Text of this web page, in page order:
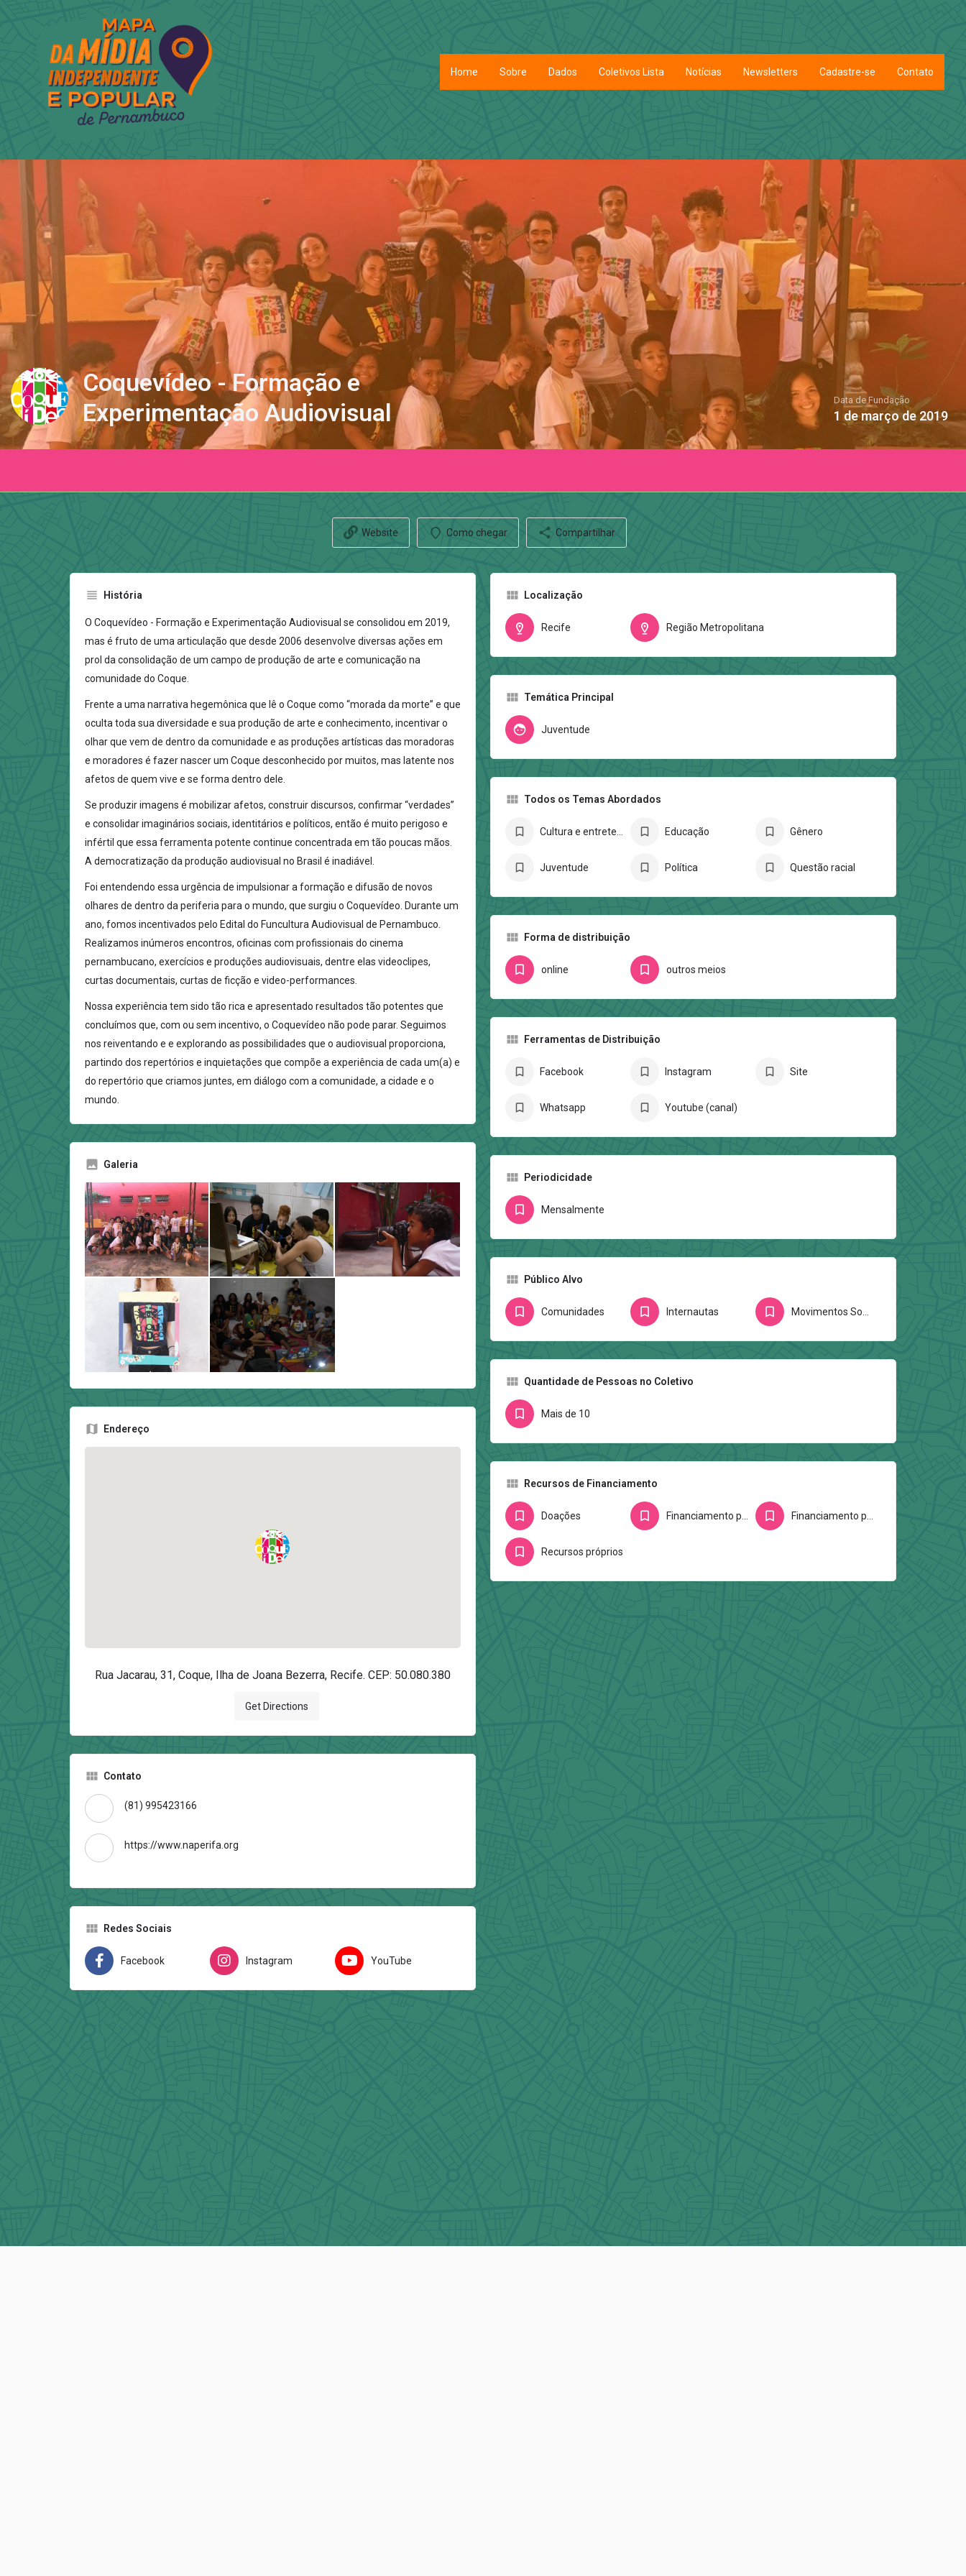
Home Sobre Dados Coletivos Lista Notícias Newsletters Cadastre-se Contato
Coquevídeo - Formação e
Experimentação Audiovisual
Data de Fundação
1 de março de 2019
Website Como chegar Compartilhar
História
O Coquevídeo - Formação e Experimentação Audiovisual se consolidou em 2019,
mas é fruto de uma articulação que desde 2006 desenvolve diversas ações em
prol da consolidação de um campo de produção de arte e comunicação na
comunidade do Coque.
Frente a uma narrativa hegemônica que lê o Coque como “morada da morte” e que
oculta toda sua diversidade e sua produção de arte e conhecimento, incentivar o
olhar que vem de dentro da comunidade e as produções artísticas das moradoras
e moradores é fazer nascer um Coque desconhecido por muitos, mas latente nos
afetos de quem vive e se forma dentro dele.
Se produzir imagens é mobilizar afetos, construir discursos, confirmar “verdades”
e consolidar imaginários sociais, identitários e políticos, então é muito perigoso e
infértil que essa ferramenta potente continue concentrada em tão poucas mãos.
A democratização da produção audiovisual no Brasil é inadiável.
Foi entendendo essa urgência de impulsionar a formação e difusão de novos
olhares de dentro da periferia para o mundo, que surgiu o Coquevídeo. Durante um
ano, fomos incentivados pelo Edital do Funcultura Audiovisual de Pernambuco.
Realizamos inúmeros encontros, oficinas com profissionais do cinema
pernambucano, exercícios e produções audiovisuais, dentre elas videoclipes,
curtas documentais, curtas de ficção e video-performances.
Nossa experiência tem sido tão rica e apresentado resultados tão potentes que
concluímos que, com ou sem incentivo, o Coquevídeo não pode parar. Seguimos
nos reiventando e e explorando as possibilidades que o audiovisual proporciona,
partindo dos repertórios e inquietações que compõe a experiência de cada um(a) e
do repertório que criamos juntes, em diálogo com a comunidade, a cidade e o
mundo.
Galeria
Endereço
Rua Jacarau, 31, Coque, Ilha de Joana Bezerra, Recife. CEP: 50.080.380
Get Directions
Contato
(81) 995423166
https://www.naperifa.org
Redes Sociais
Facebook Instagram YouTube
Localização
Recife Região Metropolitana
Temática Principal
Juventude
Todos os Temas Abordados
Educação Gênero
Juventude Política Questão racial
Forma de distribuição
online outros meios
Ferramentas de Distribuição
Facebook Instagram Site
Whatsapp Youtube (canal)
Periodicidade
Mensalmente
Público Alvo
Comunidades Internautas
Quantidade de Pessoas no Coletivo
Mais de 10
Recursos de Financiamento
Doações
Recursos próprios